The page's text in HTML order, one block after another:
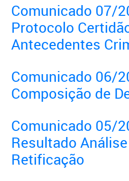
Comunicado 07/
Protocolo
Antecedentes
Comunicado 06/
Composição de
Comunicado 05/
Resultado
Retificação